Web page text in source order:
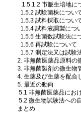
1.5.1.2 市販生培地に
1.5.2 試験菌株につい
1.5.3 試料採取につい
1.5.4 試料液調製につ
1.5.5 生菌数試験法に
1.5.6 再試験について
1.5.7 測定法又は試験
2. 非無菌医薬品原料の
3. 非無菌製剤の微生物
4. 生薬及び生薬を配合
5. 最近の動向
5.1 非無菌医薬品にお
5.2 微生物試験法への
まとめ